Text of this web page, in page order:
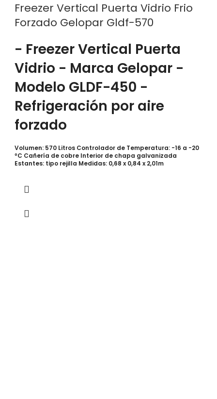
Freezer Vertical Puerta Vidrio Frio
Forzado Gelopar Gldf-570
- Freezer Vertical Puerta
Vidrio - Marca Gelopar -
Modelo GLDF-450 -
Refrigeración por aire
forzado
Volumen: 570 Litros Controlador de Temperatura: -16 a -20
ºC Cañería de cobre Interior de chapa galvanizada
Estantes: tipo rejilla Medidas: 0,68 x 0,84 x 2,01m